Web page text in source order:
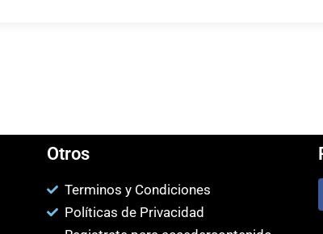
Otros
Terminos y Condiciones
Políticas de Privacidad